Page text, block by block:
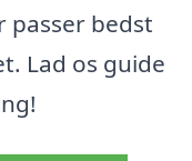
passer bedst
Lad os guide